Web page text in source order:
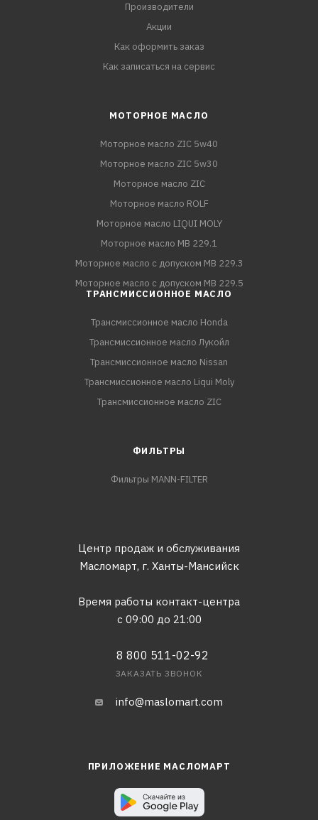
Производители
Акции
Как оформить заказ
Как записаться на сервис
МОТОРНОЕ МАСЛО
Моторное масло ZIC 5w40
Моторное масло ZIC 5w30
Моторное масло ZIC
Моторное масло ROLF
Моторное масло LIQUI MOLY
Моторное масло MB 229.1
Моторное масло с допуском MB 229.3
Моторное масло с допуском MB 229.5
ТРАНСМИССИОННОЕ МАСЛО
Трансмиссионное масло Honda
Трансмиссионное масло Лукойл
Трансмиссионное масло Nissan
Трансмиссионное масло Liqui Moly
Трансмиссионное масло ZIC
ФИЛЬТРЫ
Фильтры MANN-FILTER
Центр продаж и обслуживания
Масломарт, г. Ханты-Мансийск
Время работы контакт-центра
с 09:00 до 21:00
8 800 511-02-92
ЗАКАЗАТЬ ЗВОНОК
info@maslomart.com
ПРИЛОЖЕНИЕ МАСЛОМАРТ